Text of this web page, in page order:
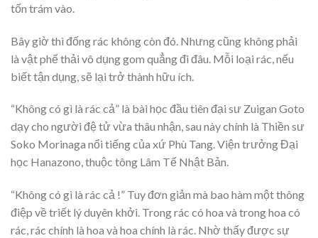
tốn trám vào.
Bây giờ thì đống rác không còn đó. Nhưng cũng không phải
là vật phế thải vô dụng gom quẳng đi đâu. Mỗi loại rác, nếu
biết tận dụng, sẽ lại trở thành hữu ích.
“Không có gì là rác cả” là bài học đầu tiên đại sư Zuigan Goto
dạy cho người đệ tử vừa thâu nhận, sau này chính là Thiền sư
Soko Morinaga nổi tiếng của xứ Phù Tang. Viện trưởng Đại
học Hanazono, thuộc tông Lâm Tế Nhật Bản.
“Không có gì là rác cả !” Tuy đơn giản mà bao hàm một thông
điệp về triết lý duyên khởi. Trong rác có hoa và trong hoa có
rác, rác chính là hoa và hoa chính là rác. Nhờ thấy được sự